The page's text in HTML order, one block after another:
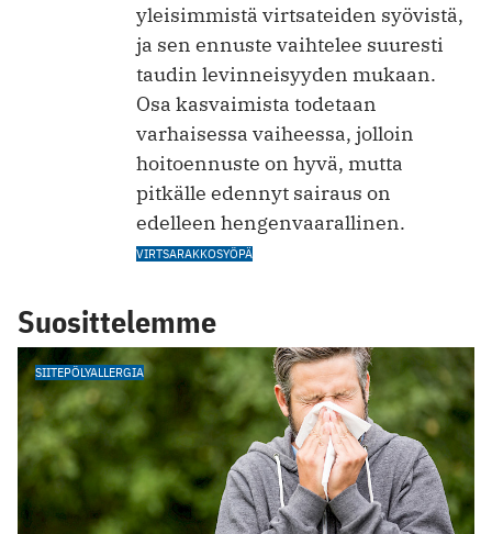
yleisimmistä virtsateiden syövistä,
ja sen ennuste vaihtelee suuresti
taudin levinneisyyden mukaan.
Osa kasvaimista todetaan
varhaisessa vaiheessa, jolloin
hoitoennuste on hyvä, mutta
pitkälle edennyt sairaus on
edelleen hengenvaarallinen.
VIRTSARAKKOSYÖPÄ
Suosittelemme
SIITEPÖLYALLERGIA